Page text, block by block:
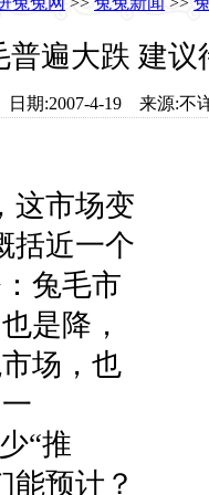
普遍大跌 建议
日期:2007-4-19 来源:
市场变
括近一个
兔毛市
是降，
场，也
“推
能预计？